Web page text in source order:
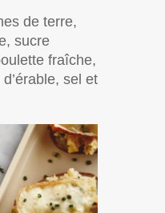
de terre,
sucre
fraîche,
sel et